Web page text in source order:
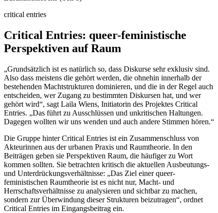
critical entries
Critical Entries: queer-feministische
Perspektiven auf Raum
„Grundsätzlich ist es natürlich so, dass Diskurse sehr exklusiv sind.
Also dass meistens die gehört werden, die ohnehin innerhalb der
bestehenden Machtstrukturen dominieren, und die in der Regel auch
entscheiden, wer Zugang zu bestimmten Diskursen hat, und wer
gehört wird“, sagt Laila Wiens, Initiatorin des Projektes Critical
Entries. „Das führt zu Ausschlüssen und unkritischen Haltungen.
Dagegen wollten wir uns wenden und auch andere Stimmen hören.“
Die Gruppe hinter Critical Entries ist ein Zusammenschluss von
Akteurinnen aus der urbanen Praxis und Raumtheorie. In den
Beiträgen geben sie Perspektiven Raum, die häufiger zu Wort
kommen sollten. Sie betrachten kritisch die aktuellen Ausbeutungs-
und Unterdrückungsverhältnisse: „Das Ziel einer queer-
feministischen Raumtheorie ist es nicht nur, Macht- und
Herrschaftsverhältnisse zu analysieren und sichtbar zu machen,
sondern zur Überwindung dieser Strukturen beizutragen“, ordnet
Critical Entries im Eingangsbeitrag ein.